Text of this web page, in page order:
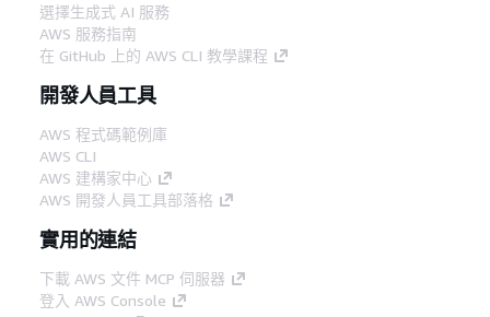
選擇生成式 AI 服務
AWS 服務指南
在 GitHub 上的 AWS CLI 教學課程
開發人員工具
AWS 程式碼範例庫
AWS CLI
AWS 建構家中心
AWS 開發人員工具部落格
實用的連結
下載 AWS 文件 MCP 伺服器
登入 AWS Console